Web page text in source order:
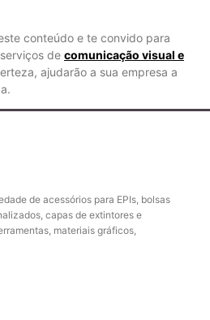
conteúdo e te convido para
de comunicação visual e
ajudarão a sua empresa a
de acessórios para EPIs, bolsas
capas de extintores e
materiais gráficos,